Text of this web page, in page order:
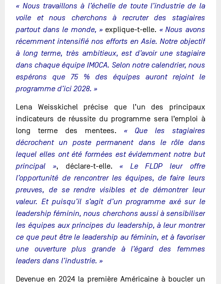
« Nous travaillons à l’échelle de toute l’industrie de la
voile et nous cherchons à recruter des stagiaires
partout dans le monde, » explique-t-elle. « Nous avons
récemment intensifié nos efforts en Asie. Notre objectif
à long terme, très ambitieux, est d’avoir une stagiaire
dans chaque équipe IMOCA. Selon notre calendrier, nous
espérons que 75 % des équipes auront rejoint le
programme d’ici 2028. »
Lena Weisskichel précise que l’un des principaux
indicateurs de réussite du programme sera l’emploi à
long terme des mentees. « Que les stagiaires
décrochent un poste permanent dans le rôle dans
lequel elles ont été formées est évidemment notre but
principal », déclare-t-elle. « Le FLDP leur offre
l’opportunité de rencontrer les équipes, de faire leurs
preuves, de se rendre visibles et de démontrer leur
valeur. Et puisqu’il s’agit d’un programme axé sur le
leadership féminin, nous cherchons aussi à sensibiliser
les équipes aux principes du leadership, à leur montrer
ce que peut être le leadership au féminin, et à favoriser
une ouverture plus grande à l’égard des femmes
leaders dans l’industrie. »
Devenue en 2024 la première Américaine à boucler un